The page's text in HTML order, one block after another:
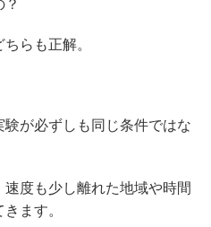
らも正解。
が必ずしも同じ条件ではな
度も少し離れた地域や時間
ます。